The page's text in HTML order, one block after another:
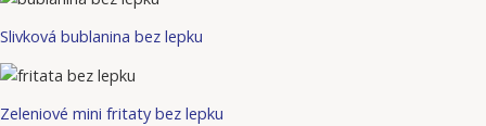
Slivková bublanina bez lepku
Zeleniové mini fritaty bez lepku